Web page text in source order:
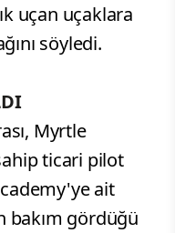
uçan uçaklara
söyledi.
Myrtle
ticari pilot
ait
bakım gördüğü